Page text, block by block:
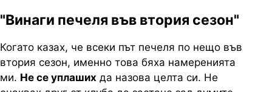
"Винаги печеля във втория сезон"
Когато казах, че всеки път печеля по нещо във
втория сезон, именно това бяха намеренията
ми. Не се уплаших да назова целта си. Не